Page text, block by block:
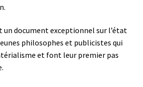
un document exceptionnel sur l’état
philosophes et publicistes qui
et font leur premier pas